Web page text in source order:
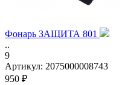
Фонарь ЗАЩИТА 801
..
9
Артикул: 2075000008743
950 ₽